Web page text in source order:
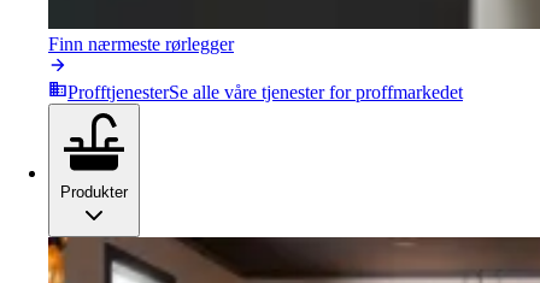
Finn nærmeste rørlegger
ProfftjenesterSe alle våre tjenester for proffmarkedet
Produkter